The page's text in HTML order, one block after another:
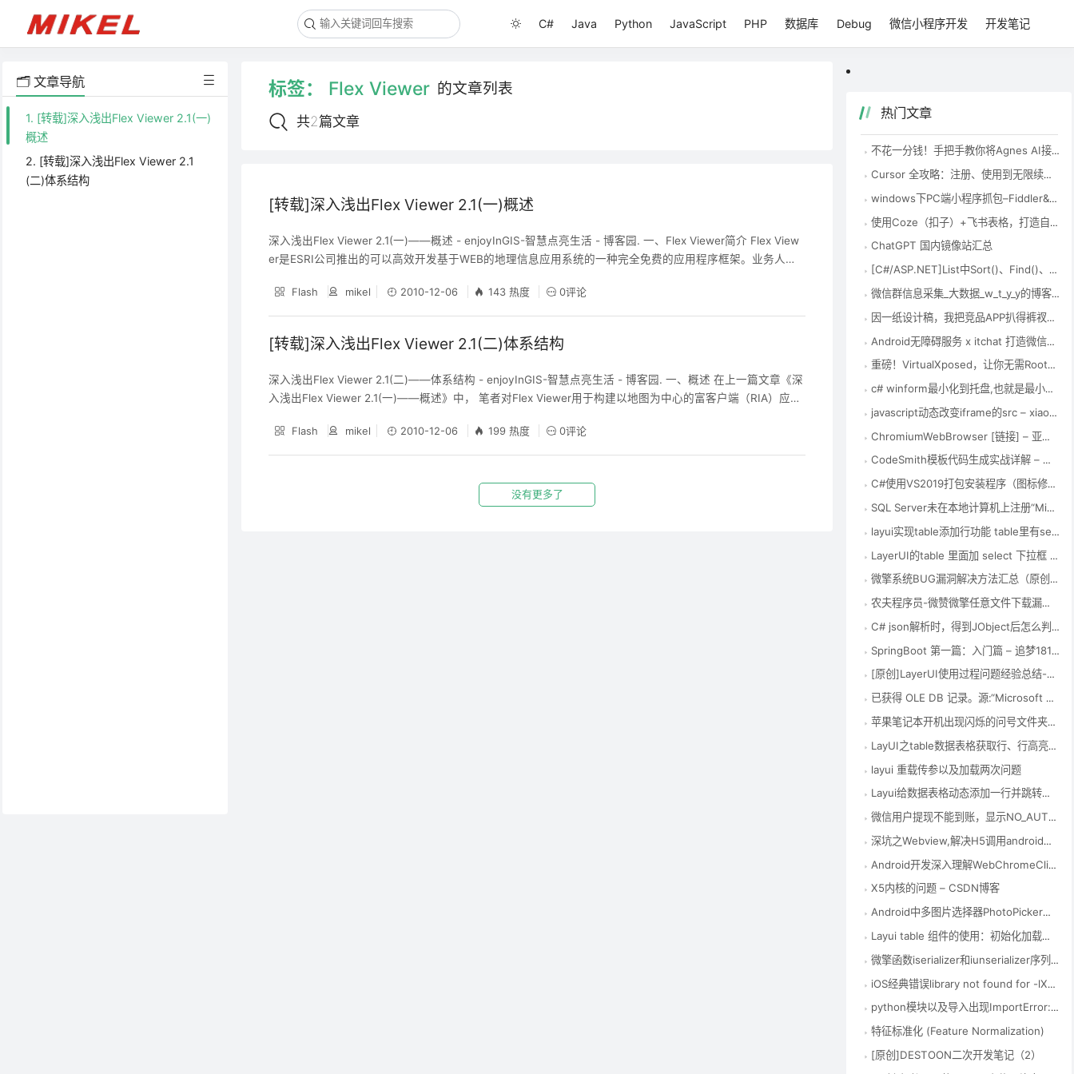
C# Java Python JavaScript PHP 数据库 Debug 微信小程序开发 开发笔记
🗂️ 文章导航
1. [转载]深入浅出Flex Viewer 2.1(一)
概述
2. [转载]深入浅出Flex Viewer 2.1
(二)体系结构
标签： Flex Viewer 的文章列表
共2篇文章
[转载]深入浅出Flex Viewer 2.1(一)概述
深入浅出Flex Viewer 2.1(一)——概述 - enjoyInGIS-智慧点亮生活 - 博客园. 一、Flex Viewer简介 Flex View
er是ESRI公司推出的可以高效开发基于WEB的地理信息应用系统的一种完全免费的应用程序框架。业务人员
图为中心的富客户端（R
Flash mikel 2010-12-06 143 热度 0评论
[转载]深入浅出Flex Viewer 2.1(二)体系结构
深入浅出Flex Viewer 2.1(二)——体系结构 - enjoyInGIS-智慧点亮生活 - 博客园. 一、概述 在上一篇文章《深
入浅出Flex Viewer 2.1(一)——概述》中， 笔者对Flex Viewer用于构建以地图为中心的富客户端（RIA）应用
详细了解到Flex View
Flash mikel 2010-12-06 199 热度 0评论
没有更多了
热门文章
不花一分钱！手把手教你将Agnes AI接入Codex，国内零成本用到爽
Cursor 全攻略：注册、使用到无限续杯，一次性讲清楚 – 知乎
windows下PC端小程序抓包–Fiddler&Charles-腾讯云开发者社区-腾讯云
使用Coze（扣子）+飞书表格，打造自动化EXCEL表格数据整理神器-首席AI分享圈
ChatGPT 国内镜像站汇总
[C#/ASP.NET]List中Sort()、Find()、FindAll()、Exist()的使用方法 – zock – 博客园
微信群信息采集_大数据_w_t_y_y的博客-CSDN博客
因一纸设计稿，我把竞品APP扒得裤衩不剩(中)_移动开发_Coder-Pig的猪栏-CSDN博客
Android无障碍服务 x itchat 打造微信半自动机器人_移动开发_Coder-Pig的猪栏-CSDN博客
重磅！VirtualXposed，让你无需Root也能使用Xposed框架！ – Xposed框架中文站
c# winform最小化到托盘,也就是最小化到右下角，其实很简单，winform中有专门的控件 – 要每天开心 – 博客园
javascript动态改变iframe的src – xiaoha – 博客园
ChromiumWebBrowser [链接] – 亚特凯瑟琳 – 博客园
CodeSmith模板代码生成实战详解 – 张龙豪 – 博客园
C#使用VS2019打包安装程序（图标修改和默认安装路径修改） – qq_41487299的博客 – CSDN博客
SQL Server未在本地计算机上注册“Microsoft.ACE.OLEDB.12.0”提供程序 – 踏雪有迹的博客 – CSDN博客
layui实现table添加行功能 table里有select可选择可编辑 并且与form表单一起提交数据保存 – 勤劳的搬运工 – CSDN博客
LayerUI的table 里面加 select 下拉框 – Fly社区
微擎系统BUG漏洞解决方法汇总（原创） – 谦信君 – 博客园
农夫程序员-微赞微擎任意文件下载漏洞global.func.php文件修复方法
C# json解析时，得到JObject后怎么判断它的某一键值是否存在？_博问_博客园
SpringBoot 第一篇：入门篇 – 追梦1819 – 博客园
[原创]LayerUI使用过程问题经验总结-填坑笔记
已获得 OLE DB 记录。源:“Microsoft SQL Native Client” Hresult: 0x80004005 说明:“不能将值 NULL 插入列 ‘id’，表 ‘ToolingD – 路漫漫 修远兮 – CSDN博客
苹果笔记本开机出现闪烁的问号文件夹解决方法 – CSDN博客
LayUI之table数据表格获取行、行高亮等相关操作
layui 重载传参以及加载两次问题
Layui给数据表格动态添加一行并跳转到添加行所在页 – CSDN博客
微信用户提现不能到账，显示NO_AUTH | 产品权限验证失败,请查看您当前是否具有该产品的权限(企业付款到零钱) – CSDN博客
深坑之Webview,解决H5调用android相机拍照和录像 – CSDN博客
Android开发深入理解WebChromeClient之onShowFileChooser或openFileChooser使用说明 – TeachCourse
X5内核的问题 – CSDN博客
Android中多图片选择器PhotoPicker库的使用（仿微信） – CSDN博客
Layui table 组件的使用：初始化加载数据、数据刷新表格、传参数 – LoveLong – 博客园
微擎函数iserializer和iunserializer序列化函数 – CSDN博客
iOS经典错误library not found for -lXXX – 简书
python模块以及导入出现ImportError: No module named ‘xxx’问题 – 我的新博客 – 博客频道 – CSDN.NET
特征标准化 (Feature Normalization)
[原创]DESTOON二次开发笔记（2）